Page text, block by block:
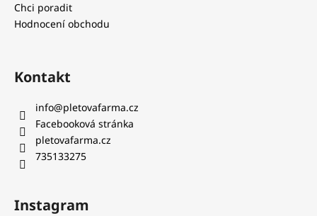
Chci poradit
Hodnocení obchodu
Kontakt
info@pletovafarma.cz
Facebooková stránka
pletovafarma.cz
735133275
Instagram